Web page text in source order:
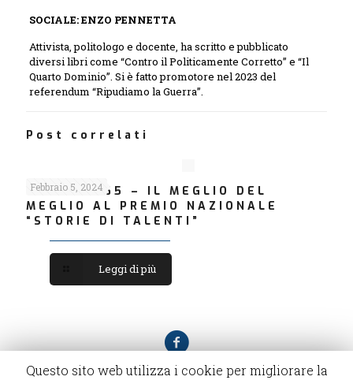
SOCIALE: ENZO PENNETTA
Attivista, politologo e docente, ha scritto e pubblicato
diversi libri come “Contro il Politicamente Corretto” e “Il
Quarto Dominio”. Si è fatto promotore nel 2023 del
referendum “Ripudiamo la Guerra”.
Post correlati
Febbraio 5, 2024
Notizie 365 – IL MEGLIO DEL
MEGLIO AL PREMIO NAZIONALE
“STORIE DI TALENTI”
Leggi di più
Questo sito web utilizza i cookie per migliorare la